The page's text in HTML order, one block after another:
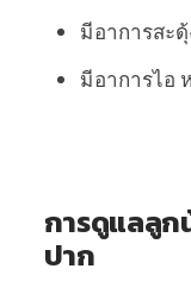
มีอาการสะ
มีอาการไอ
การดูแลลูก
ปาก